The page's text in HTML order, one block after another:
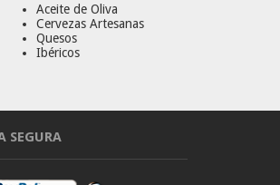
Aceite de Oliva
Cervezas Artesanas
Quesos
Ibéricos
SEGURA